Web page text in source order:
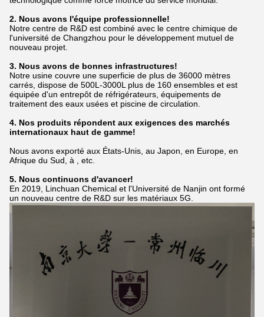
2. Nous avons l'équipe professionnelle!
Notre centre de R&D est combiné avec le centre chimique de
l'université de Changzhou pour le développement mutuel de
nouveau projet.
3. Nous avons de bonnes infrastructures!
Notre usine couvre une superficie de plus de 36000 mètres
carrés, dispose de 500L-3000L plus de 160 ensembles et est
équipée d'un entrepôt de réfrigérateurs, équipements de
traitement des eaux usées et piscine de circulation.
4. Nos produits répondent aux exigences des marchés
internationaux haut de gamme!
Nous avons exporté aux États-Unis, au Japon, en Europe, en
Afrique du Sud, à , etc.
5. Nous continuons d'avancer!
En 2019, Linchuan Chemical et l'Université de Nanjin ont formé
un nouveau centre de R&D sur les matériaux 5G.